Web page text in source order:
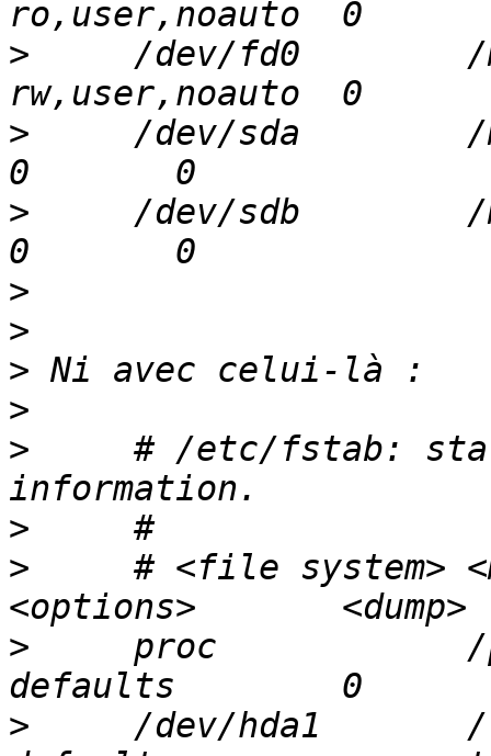
>
/dev/fd0
>
/dev/sda
>
/dev/sdb
>
>
>
>
>
# /etc/fstab:
>
>
# <file system>
>
proc
>
/dev/hda1